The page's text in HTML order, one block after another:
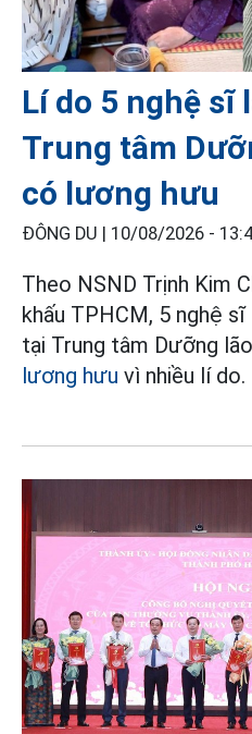
Lí do 5 nghệ sĩ
Trung tâm
có lương hưu
ĐÔNG DU | 10/08/2026 -
Theo NSND Trịnh Kim
khấu TPHCM, 5 nghệ
tại Trung tâm Dưỡng
lương hưu vì nhiều lí do.